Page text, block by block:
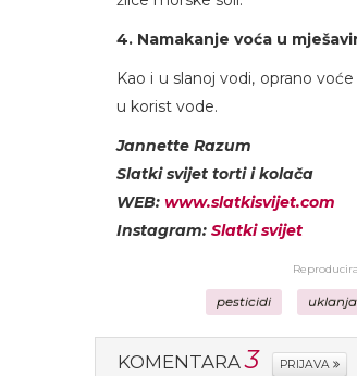
4. Namakanje voća u
Kao i u slanoj vodi, oprano
u korist vode.
Jannette Razum
Slatki svijet torti i kolača
WEB: www.slatkisvijet.com
Instagram: Slatki svijet
pesticidi
KOMENTARA3 PRIJAVA